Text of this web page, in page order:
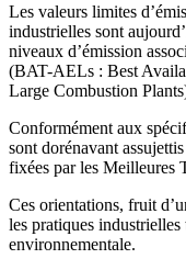
Les valeurs limites
industrielles sont
niveaux d’émission
(BAT-AELs : Best
Large Combustion
Conformément aux
sont dorénavant
fixées par les Meilleures
Ces orientations, fruit
les pratiques
environnementale.